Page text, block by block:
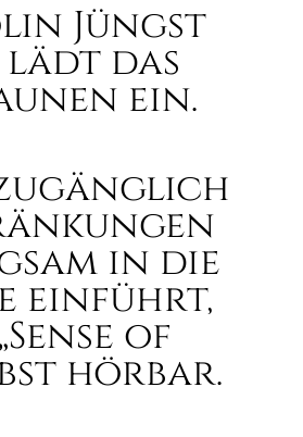
Jüngst
lädt das
ein.
in die
einführt,
of
hörbar.